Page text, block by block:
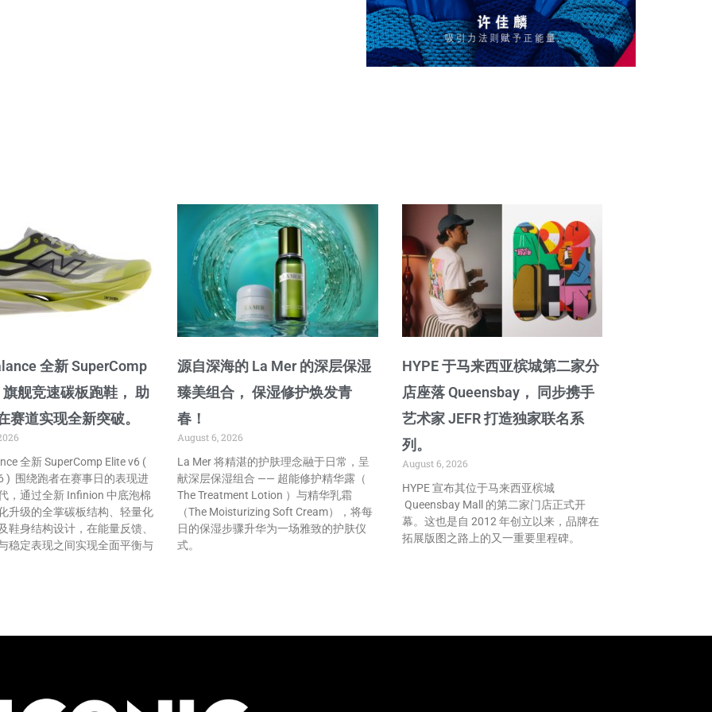
全新 SuperComp
舰竞速碳板跑鞋， 助
赛道实现全新突破。
全新 SuperComp Elite v6 (
) 围绕跑者在赛事日的表现进
，通过全新 Infinion 中底泡棉
升级的全掌碳板结构、轻量化
鞋身结构设计，在能量反馈、
稳定表现之间实现全面平衡与
源自深海的 La Mer 的深层保湿
臻美组合， 保湿修护焕发青
春！
August 6, 2026
La Mer 将精湛的护肤理念融于日常，呈
献深层保湿组合 —— 超能修护精华露（
The Treatment Lotion ）与精华乳霜
（The Moisturizing Soft Cream），将每
日的保湿步骤升华为一场雅致的护肤仪
式。
HYPE 于马来西亚槟城第二家分
店座落 Queensbay， 同步携手
艺术家 JEFR 打造独家联名系
列。
August 6, 2026
HYPE 宣布其位于马来西亚槟城
Queensbay Mall 的第二家门店正式开
幕。这也是自 2012 年创立以来，品牌在
拓展版图之路上的又一重要里程碑。